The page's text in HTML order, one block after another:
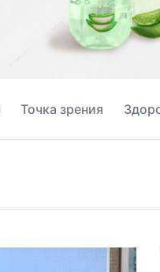
Точка зрения